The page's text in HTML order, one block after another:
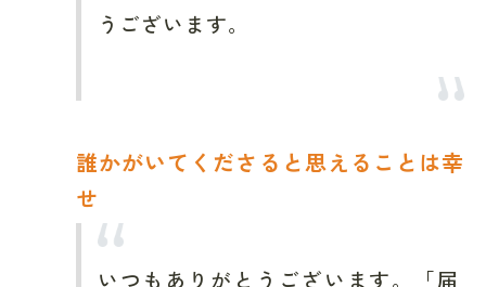
うございます。
誰かがいてくださると思えることは幸
せ
いつもありがとうございます。「届